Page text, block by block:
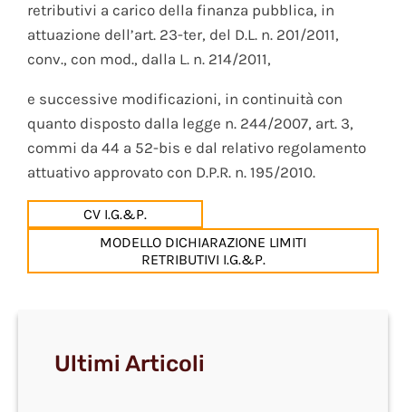
retributivi a carico della finanza pubblica, in
attuazione dell’art. 23-ter, del D.L. n. 201/2011,
conv., con mod., dalla L. n. 214/2011,
e successive modificazioni, in continuità con
quanto disposto dalla legge n. 244/2007, art. 3,
commi da 44 a 52-bis e dal relativo regolamento
attuativo approvato con D.P.R. n. 195/2010.
CV I.G.&P.
MODELLO DICHIARAZIONE LIMITI
RETRIBUTIVI I.G.&P.
Ultimi Articoli